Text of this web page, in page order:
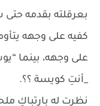
بعرقلته بقدمه
كفيه على وجهه
على وجهه، بينما
_أنتِ كويسة ؟؟.
نظرت له بارتباكٍ